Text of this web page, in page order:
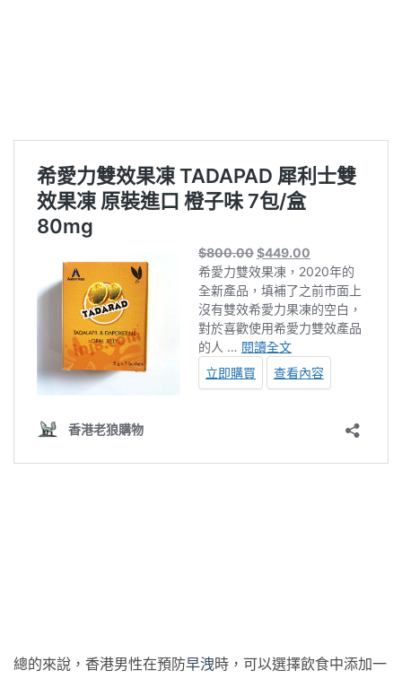
總的來說，香港男性在預防早洩時，可以選擇飲食中添加一